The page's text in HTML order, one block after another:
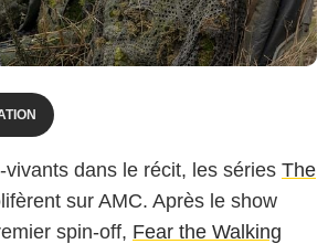
dans le récit, les séries The
sur AMC. Après le show
spin-off, Fear the Walking